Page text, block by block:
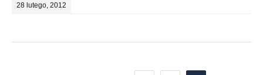
28 lutego, 2012